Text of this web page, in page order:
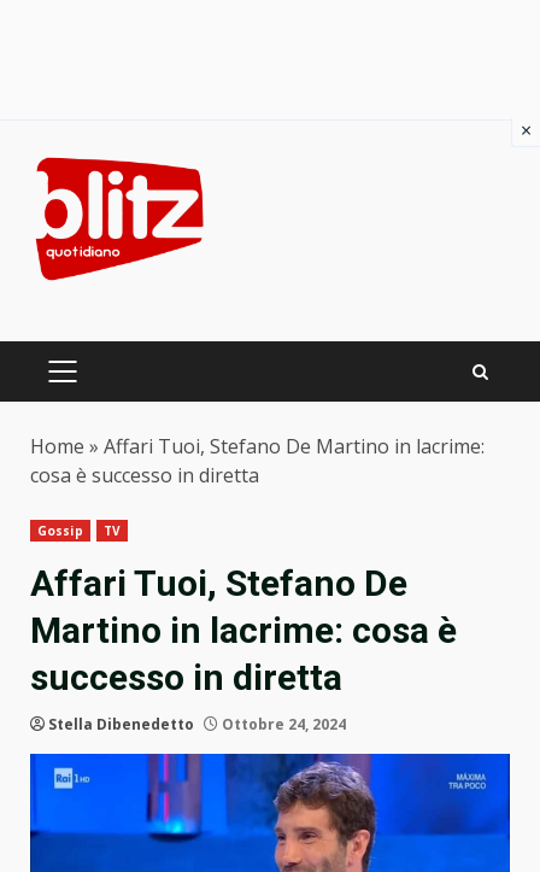
content
PRIMARY
Home » Affari Tuoi, Stefano De Martino in lacrime:
cosa è successo in diretta
Gossip TV
Affari Tuoi, Stefano De
Martino in lacrime: cosa è
successo in diretta
Stella Dibenedetto Ottobre 24, 2024
×